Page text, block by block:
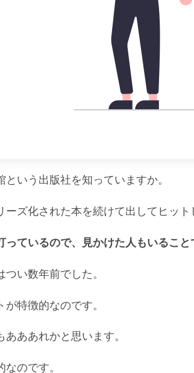
という出版社を知っていますか。
ーズ化された本を続けて出してヒット
っているので、見かけた人もいること
い数年前でした。
が特徴的なのです。
ああれかと思います。
のです。